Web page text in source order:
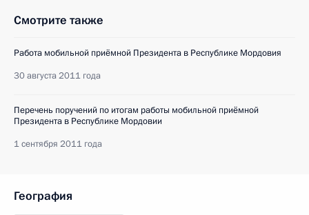
Смотрите также
Работа мобильной приёмной Президента в Республике Мордовия
30 августа 2011 года
Перечень поручений по итогам работы мобильной приёмной
Президента в Республике Мордовии
1 сентября 2011 года
География